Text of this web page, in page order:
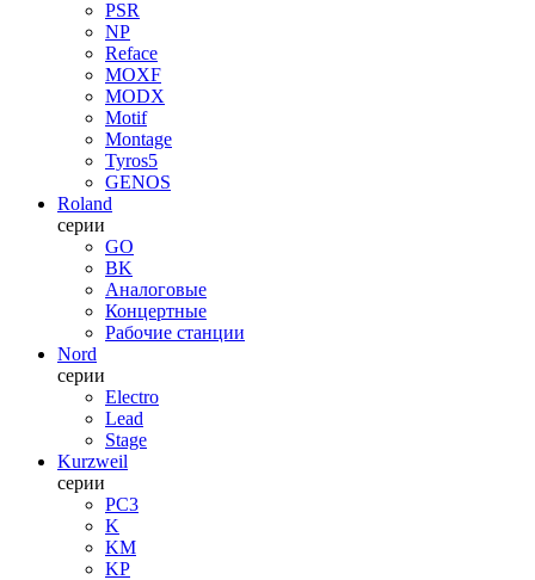
PSR
NP
Reface
MOXF
MODX
Motif
Montage
Tyros5
GENOS
Roland
серии
GO
BK
Аналоговые
Концертные
Рабочие станции
Nord
серии
Electro
Lead
Stage
Kurzweil
серии
PC3
K
KM
KP